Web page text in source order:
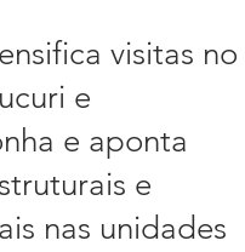
visitas no
e
e aponta
e
nas unidades